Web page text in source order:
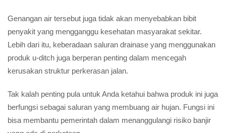
Genangan air tersebut juga tidak akan menyebabkan bibit
penyakit yang mengganggu kesehatan masyarakat sekitar.
Lebih dari itu, keberadaan saluran drainase yang menggunakan
produk u-ditch juga berperan penting dalam mencegah
kerusakan struktur perkerasan jalan.
Tak kalah penting pula untuk Anda ketahui bahwa produk ini juga
berfungsi sebagai saluran yang membuang air hujan. Fungsi ini
bisa membantu pemerintah dalam menanggulangi risiko banjir